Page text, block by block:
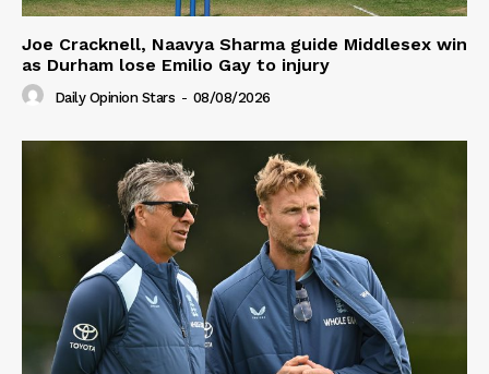
Joe Cracknell, Naavya Sharma guide Middlesex win
as Durham lose Emilio Gay to injury
Daily Opinion Stars - 08/08/2026